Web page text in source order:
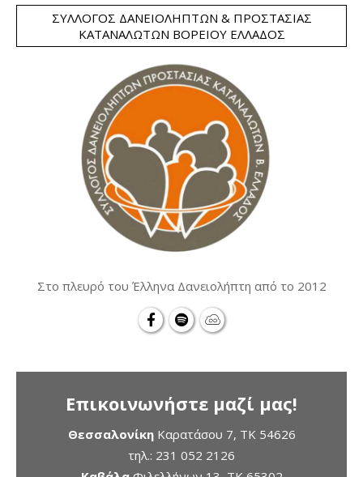
ΣΎΛΛΟΓΟΣ ΔΑΝΕΙΟΛΗΠΤΏΝ & ΠΡΟΣΤΑΣΊΑΣ
ΚΑΤΑΝΑΛΩΤΏΝ ΒΟΡΕΊΟΥ ΕΛΛΆΔΟΣ
Στο πλευρό του Έλληνα Δανειολήπτη από το 2012
Επικοινωνήστε μαζί μας!
ΘεσσαλονίκηΚαρατάσου 7, TK 54626
τηλ.: 231 052 2126